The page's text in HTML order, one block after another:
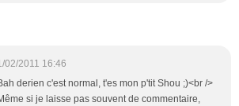
02/2011 16:46
derien c'est normal, t'es mon p'tit Shou ;)<br />
si je laisse pas souvent de commentaire,